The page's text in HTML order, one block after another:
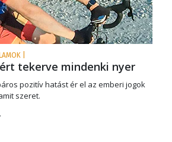
|
tekerve mindenki nyer
pozitív hatást ér el az emberi jogok
szeret.